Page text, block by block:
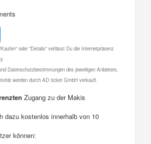
oder "Details" verlässt Du die Internetpräsenz
Datenschutzbestimmungen des jeweiligen Anbieters.
werden durch AD ticket GmbH verkauft.
Zugang zu der Makis
dazu kostenlos innerhalb von 10
können: